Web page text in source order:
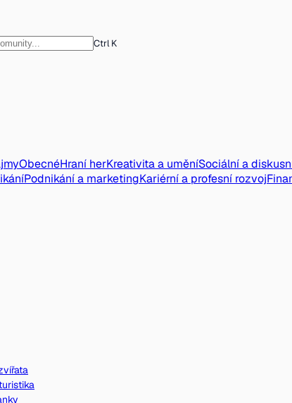
Ctrl K
ObecnéHraní herKreativita a uměníSociální a
Podnikání a marketingKariérní a profesní rozvoj